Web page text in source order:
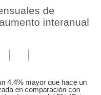
de
interanual